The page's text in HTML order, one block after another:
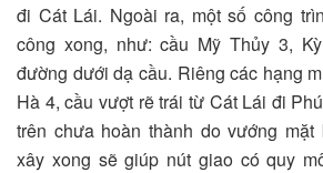
đi Cát Lái. Ngoài ra, một số công
công xong, như: cầu Mỹ Thủy 3,
đường dưới dạ cầu. Riêng các hạng
Hà 4, cầu vượt rẽ trái từ Cát Lái đi
trên chưa hoàn thành do vướng
xây xong sẽ giúp nút giao có quy